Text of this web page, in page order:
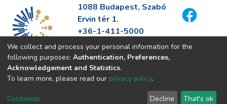
1088 Budapest, Szabó
Ervin tér 1.
+36-1-411-5000
info@fszek.hu
https://fszek.hu
We collect and process your personal information for the
following purposes: Authentication, Preferences,
Acknowledgement and Statistics.
To learn more, please read our privacy policy.
Customize Decline That's ok